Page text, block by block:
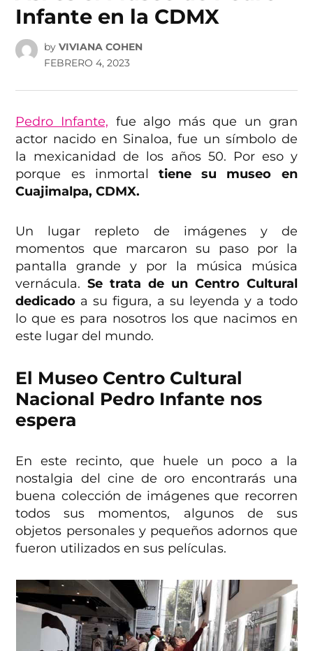
Infante en la CDMX
by VIVIANA COHEN
FEBRERO 4, 2023
Pedro Infante, fue algo más que un gran
actor nacido en Sinaloa, fue un símbolo de
la mexicanidad de los años 50. Por eso y
porque es inmortal tiene su museo en
Cuajimalpa, CDMX.
Un lugar repleto de imágenes y de
momentos que marcaron su paso por la
pantalla grande y por la música música
vernácula.Se trata de un Centro Cultural
dedicado a su figura, a su leyenda y a todo
lo que es para nosotros los que nacimos en
este lugar del mundo.
El Museo Centro Cultural
Nacional Pedro Infante nos
espera
En este recinto, que huele un poco a la
nostalgia del cine de oro encontrarás una
buena colección de imágenes que recorren
todos sus momentos, algunos de sus
objetos personales y pequeños adornos que
fueron utilizados en sus películas.